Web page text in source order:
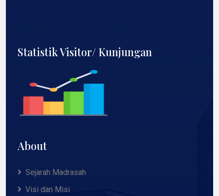
Statistik Visitor/ Kunjungan
About
Sejarah Madrasah
Visi dan Misi